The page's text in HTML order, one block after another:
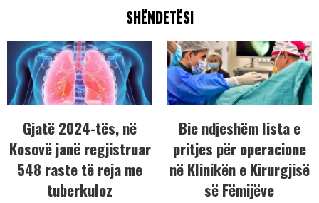
SHËNDETËSI
Gjatë 2024-tës, në
Kosovë janë regjistruar
548 raste të reja me
tuberkuloz
Bie ndjeshëm lista e
pritjes për operacione
në Klinikën e Kirurgjisë
së Fëmijëve